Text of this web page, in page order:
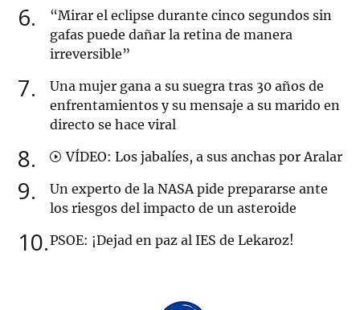
6
“Mirar el eclipse durante cinco segundos sin
gafas puede dañar la retina de manera
irreversible”
7
Una mujer gana a su suegra tras 30 años de
enfrentamientos y su mensaje a su marido en
directo se hace viral
8 VÍDEO: Los jabalíes, a sus anchas por Aralar
9
Un experto de la NASA pide prepararse ante
los riesgos del impacto de un asteroide
10 PSOE: ¡Dejad en paz al IES de Lekaroz!